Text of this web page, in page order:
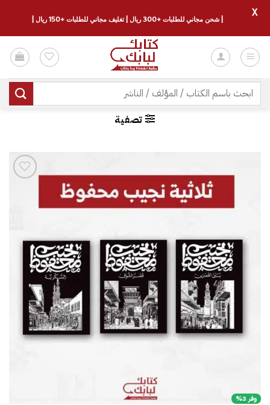
للمحتوى
البحث
عن:
تصفية
وفر 3%
| شحن مجاني للطلبات +300 ريال | تغليف مجاني للطلبات +150 ريال |
X